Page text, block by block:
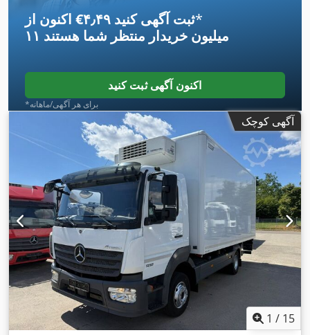
اکنون از ‎€۴٫۴۹ ثبت آگهی کنید*
۱۱ میلیون خریدار منتظر شما هستند
اکنون آگهی ثبت کنید
*برای هر آگهی/ماهانه
آگهی کوچک
1 / 15